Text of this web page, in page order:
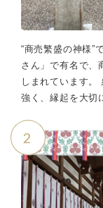
“商売繁盛の神様”
さん」で有名で、
しまれています。
強く、縁起を大切
2